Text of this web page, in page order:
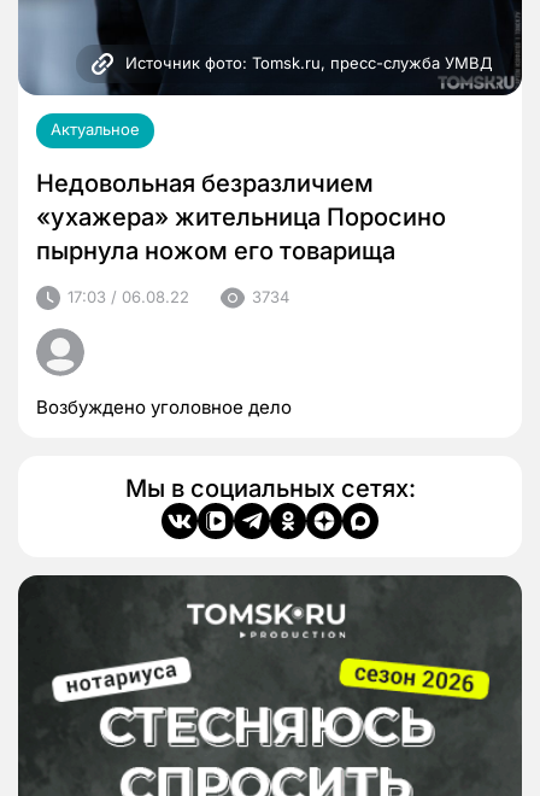
Источник фото: Tomsk.ru, пресс-служба УМВД
Актуальное
Недовольная безразличием
«ухажера» жительница Поросино
пырнула ножом его товарища
17:03 / 06.08.22 3734
Возбуждено уголовное дело
Мы в социальных сетях: